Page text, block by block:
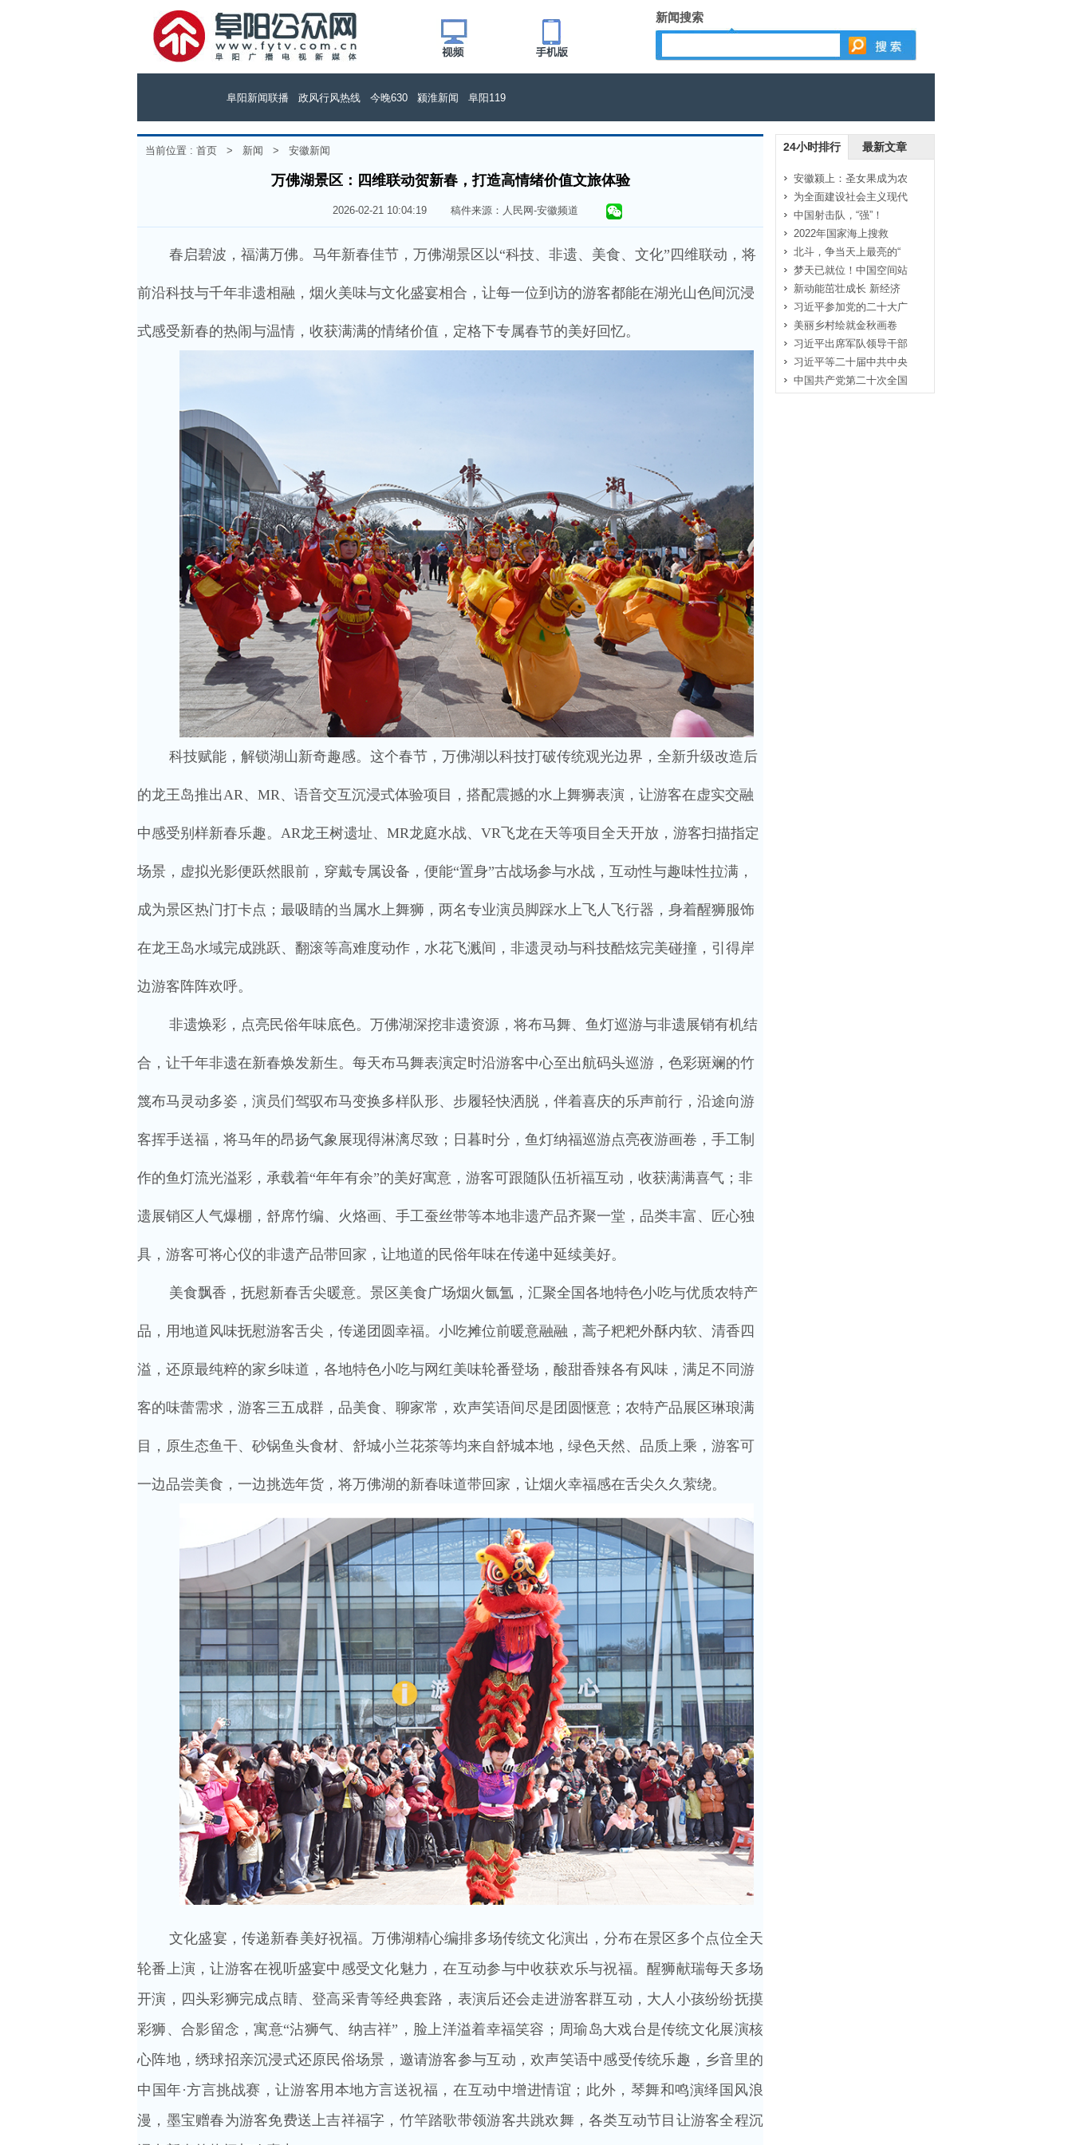
新闻搜索
阜阳新闻联播 政风行风热线 今晚630 颍淮新闻 阜阳119
当前位置 : 首页 > 新闻 > 安徽新闻
万佛湖景区：四维联动贺新春，打造高情绪价值文旅体验
2026-02-21 10:04:19 稿件来源：人民网-安徽频道
春启碧波，福满万佛。马年新春佳节，万佛湖景区以“科技、非遗、美食、文化”四维联动，将
前沿科技与千年非遗相融，烟火美味与文化盛宴相合，让每一位到访的游客都能在湖光山色间沉浸
式感受新春的热闹与温情，收获满满的情绪价值，定格下专属春节的美好回忆。
科技赋能，解锁湖山新奇趣感。这个春节，万佛湖以科技打破传统观光边界，全新升级改造后
的龙王岛推出AR、MR、语音交互沉浸式体验项目，搭配震撼的水上舞狮表演，让游客在虚实交融
中感受别样新春乐趣。AR龙王树遗址、MR龙庭水战、VR飞龙在天等项目全天开放，游客扫描指定
场景，虚拟光影便跃然眼前，穿戴专属设备，便能“置身”古战场参与水战，互动性与趣味性拉满，
成为景区热门打卡点；最吸睛的当属水上舞狮，两名专业演员脚踩水上飞人飞行器，身着醒狮服饰
在龙王岛水域完成跳跃、翻滚等高难度动作，水花飞溅间，非遗灵动与科技酷炫完美碰撞，引得岸
边游客阵阵欢呼。
非遗焕彩，点亮民俗年味底色。万佛湖深挖非遗资源，将布马舞、鱼灯巡游与非遗展销有机结
合，让千年非遗在新春焕发新生。每天布马舞表演定时沿游客中心至出航码头巡游，色彩斑斓的竹
篾布马灵动多姿，演员们驾驭布马变换多样队形、步履轻快洒脱，伴着喜庆的乐声前行，沿途向游
客挥手送福，将马年的昂扬气象展现得淋漓尽致；日暮时分，鱼灯纳福巡游点亮夜游画卷，手工制
作的鱼灯流光溢彩，承载着“年年有余”的美好寓意，游客可跟随队伍祈福互动，收获满满喜气；非
遗展销区人气爆棚，舒席竹编、火烙画、手工蚕丝带等本地非遗产品齐聚一堂，品类丰富、匠心独
具，游客可将心仪的非遗产品带回家，让地道的民俗年味在传递中延续美好。
美食飘香，抚慰新春舌尖暖意。景区美食广场烟火氤氲，汇聚全国各地特色小吃与优质农特产
品，用地道风味抚慰游客舌尖，传递团圆幸福。小吃摊位前暖意融融，蒿子粑粑外酥内软、清香四
溢，还原最纯粹的家乡味道，各地特色小吃与网红美味轮番登场，酸甜香辣各有风味，满足不同游
客的味蕾需求，游客三五成群，品美食、聊家常，欢声笑语间尽是团圆惬意；农特产品展区琳琅满
目，原生态鱼干、砂锅鱼头食材、舒城小兰花茶等均来自舒城本地，绿色天然、品质上乘，游客可
一边品尝美食，一边挑选年货，将万佛湖的新春味道带回家，让烟火幸福感在舌尖久久萦绕。
文化盛宴，传递新春美好祝福。万佛湖精心编排多场传统文化演出，分布在景区多个点位全天
轮番上演，让游客在视听盛宴中感受文化魅力，在互动参与中收获欢乐与祝福。醒狮献瑞每天多场
开演，四头彩狮完成点睛、登高采青等经典套路，表演后还会走进游客群互动，大人小孩纷纷抚摸
彩狮、合影留念，寓意“沾狮气、纳吉祥”，脸上洋溢着幸福笑容；周瑜岛大戏台是传统文化展演核
心阵地，绣球招亲沉浸式还原民俗场景，邀请游客参与互动，欢声笑语中感受传统乐趣，乡音里的
中国年·方言挑战赛，让游客用本地方言送祝福，在互动中增进情谊；此外，琴舞和鸣演绎国风浪
漫，墨宝赠春为游客免费送上吉祥福字，竹竿踏歌带领游客共跳欢舞，各类互动节目让游客全程沉
24小时排行 最新文章
安徽颍上：圣女果成为农
为全面建设社会主义现代
中国射击队，“强”！
2022年国家海上搜救
北斗，争当天上最亮的“
梦天已就位！中国空间站
新动能茁壮成长 新经济
习近平参加党的二十大广
美丽乡村绘就金秋画卷
习近平出席军队领导干部
习近平等二十届中共中央
中国共产党第二十次全国